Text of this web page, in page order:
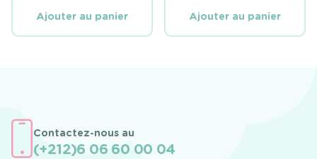
ÉTAIT :
EST :
Ajouter au panier
ÉTAIT :
EST :
Ajouter au panier
Contactez-nous au
(+212)6 06 60 00 04